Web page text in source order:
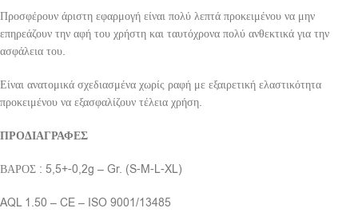
Προσφέρουν άριστη εφαρμογή είναι πολύ λεπτά προκειμένου να μην
επηρεάζουν την αφή του χρήστη και ταυτόχρονα πολύ ανθεκτικά για την
ασφάλεια του.
Είναι ανατομικά σχεδιασμένα χωρίς ραφή με εξαιρετική ελαστικότητα
προκειμένου να εξασφαλίζουν τέλεια χρήση.
ΠΡΟΔΙΑΓΡΑΦΕΣ
ΒΑΡΟΣ : 5,5+-0,2g – Gr. (S-M-L-XL)
AQL 1.50 – CE – ISO 9001/13485